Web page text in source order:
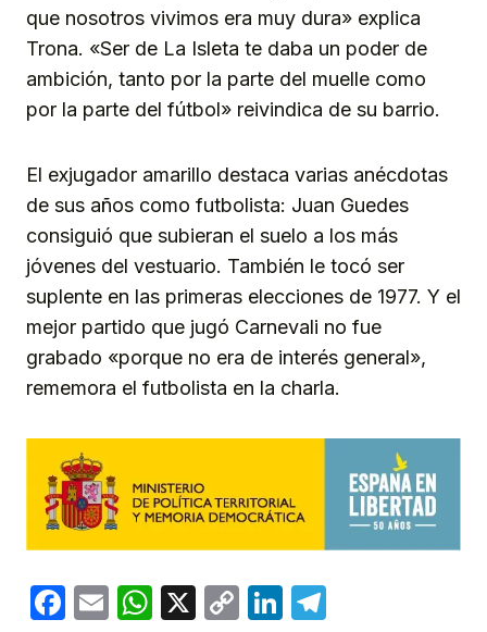
que nosotros vivimos era muy dura» explica
Trona. «Ser de La Isleta te daba un poder de
ambición, tanto por la parte del muelle como
por la parte del fútbol» reivindica de su barrio.
El exjugador amarillo destaca varias anécdotas
de sus años como futbolista: Juan Guedes
consiguió que subieran el suelo a los más
jóvenes del vestuario. También le tocó ser
suplente en las primeras elecciones de 1977. Y el
mejor partido que jugó Carnevali no fue
grabado «porque no era de interés general»,
rememora el futbolista en la charla.
Facebook
EmailWhatsApp
X
CopyLinkedIn